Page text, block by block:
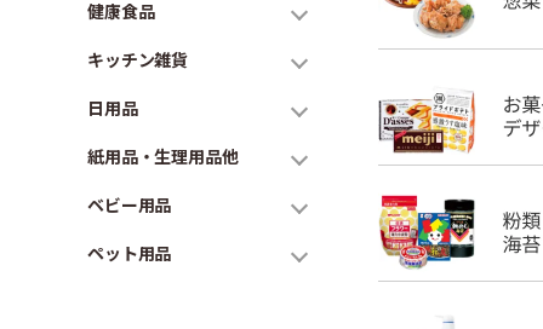
健康食品
キッチン雑貨
日用品
紙用品・生理用品他
ベビー用品
ペット用品